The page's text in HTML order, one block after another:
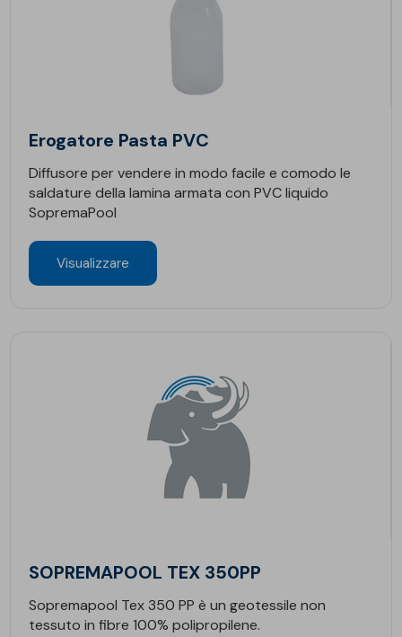
Erogatore Pasta PVC
Diffusore per vendere in modo facile e comodo le
saldature della lamina armata con PVC liquido
SopremaPool
Visualizzare
SOPREMAPOOL TEX 350PP
Sopremapool Tex 350 PP è un geotessile non
tessuto in fibre 100% polipropilene.